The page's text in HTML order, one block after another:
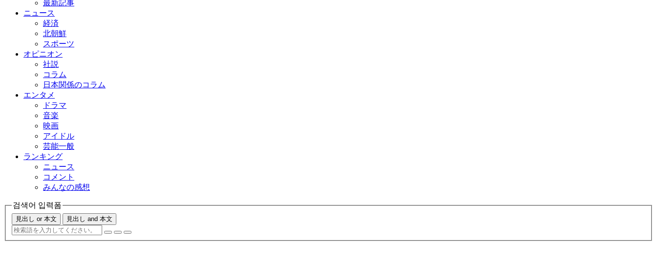
最新記事
ニュース
経済
北朝鮮
スポーツ
オピニオン
社説
コラム
日本関係のコラム
エンタメ
ドラマ
音楽
映画
アイドル
芸能一般
ランキング
ニュース
コメント
みんなの感想
검색어 입력폼
見出し or 本文 見出し and 本文